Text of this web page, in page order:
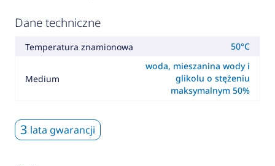
Dane techniczne
Temperatura znamionowa 50°C
Medium
woda, mieszanina wody i
glikolu o stężeniu
maksymalnym 50%
3 lata gwarancji